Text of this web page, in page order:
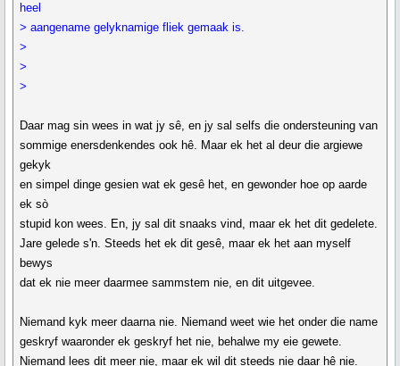
heel
> aangename gelyknamige fliek gemaak is.
>
>
>
Daar mag sin wees in wat jy sê, en jy sal selfs die ondersteuning van
sommige enersdenkendes ook hê. Maar ek het al deur die argiewe
gekyk
en simpel dinge gesien wat ek gesê het, en gewonder hoe op aarde
ek sò
stupid kon wees. En, jy sal dit snaaks vind, maar ek het dit gedelete.
Jare gelede s'n. Steeds het ek dit gesê, maar ek het aan myself
bewys
dat ek nie meer daarmee sammstem nie, en dit uitgevee.
Niemand kyk meer daarna nie. Niemand weet wie het onder die name
geskryf waaronder ek geskryf het nie, behalwe my eie gewete.
Niemand lees dit meer nie, maar ek wil dit steeds nie daar hê nie.